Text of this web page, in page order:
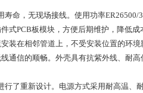
命，无现场接线。使用功率
式PCB板模块，方便后期维护，降低
装在相邻管道上，不受安装位置的环
通信的顺畅。外壳具有抗紫外线、耐高
了重新设计。电源方式采用耐高温